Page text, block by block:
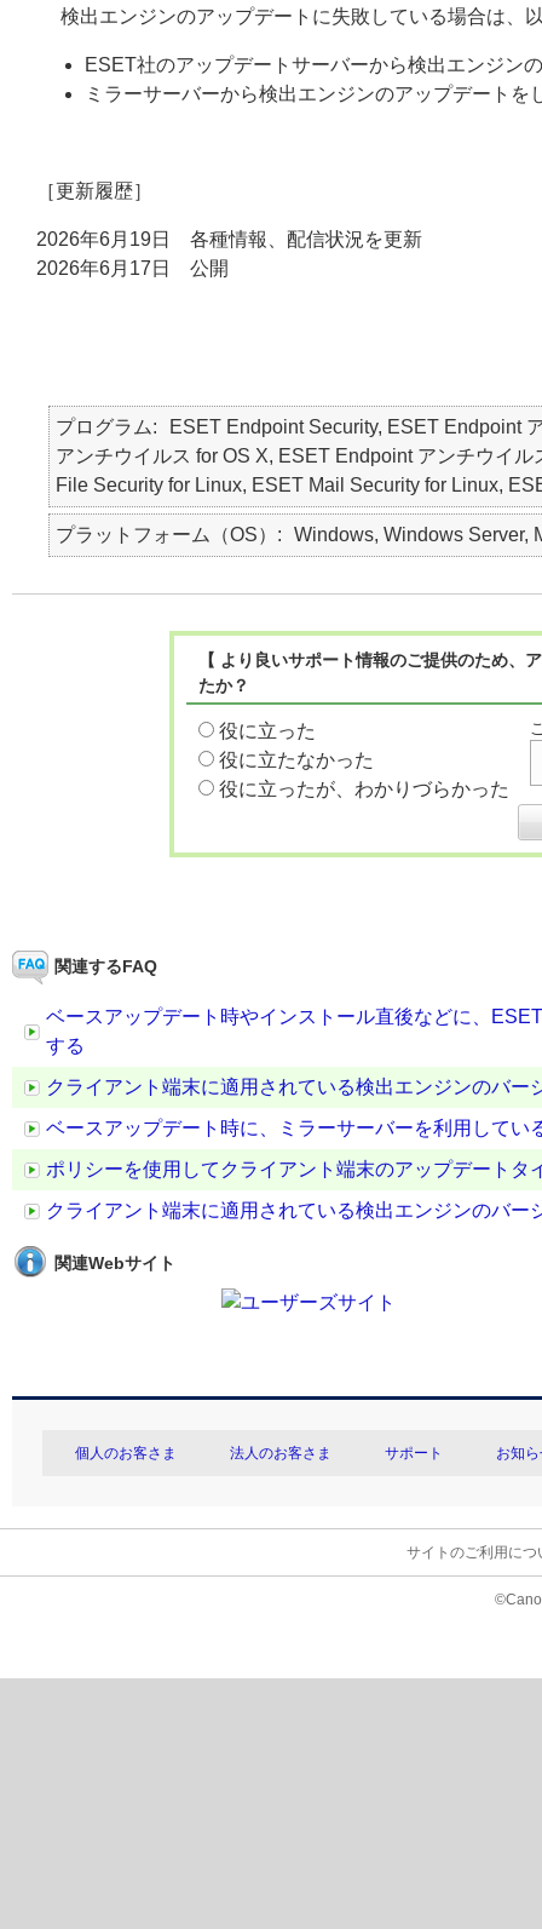
検出エンジンのアップデートに失敗している場合は、
ESET社のアップデートサーバーから検出エンジン
ミラーサーバーから検出エンジンのアップデートを
［更新履歴］
2026年6月19日 各種情報、配信状況を更新
2026年6月17日 公開
プログラム
ESET Endpoint Security, ESET Endpoint
アンチウイルス for OS X, ESET Endpoint アンチウイ
File Security for Linux, ESET Mail Security for Linux,
プラットフォーム（OS） Windows, Windows Server,
【 より良いサポート情報のご提供のため
たか？
役に立った
役に立たなかった
役に立ったが、わかりづらかった
関連するFAQ
ベースアップデート時やインストール直後などに、
する
クライアント端末に適用されている検出エンジンのバ
ベースアップデート時に、ミラーサーバーを利用して
ポリシーを使用してクライアント端末のアップデートタ
クライアント端末に適用されている検出エンジンのバ
関連Webサイト
個人のお客さま 法人のお客さま サポート お知
サイトのご利用につ